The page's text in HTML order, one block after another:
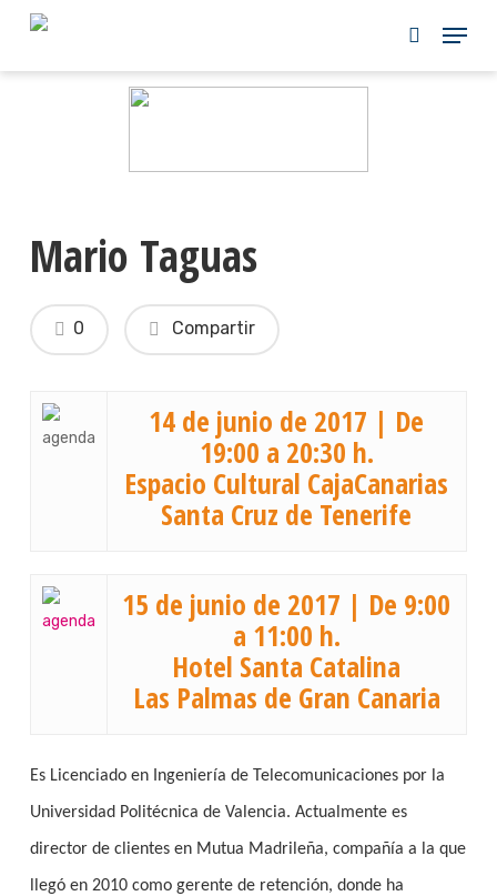
Skip
Mario Taguas
Compartir
0
14 de junio de 2017 | De
19:00 a 20:30 h.
Espacio Cultural CajaCanarias
Santa Cruz de Tenerife
15 de junio de 2017 | De 9:00
a 11:00 h.
Hotel Santa Catalina
Las Palmas de Gran Canaria
Es Licenciado en Ingeniería de Telecomunicaciones por la
Universidad Politécnica de Valencia. Actualmente es
director de clientes en Mutua Madrileña, compañía a la que
llegó en 2010 como gerente de retención, donde ha